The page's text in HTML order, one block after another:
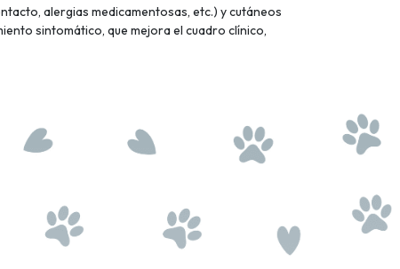
alergias medicamentosas, etc.) y cutáneos
sintomático, que mejora el cuadro clínico,